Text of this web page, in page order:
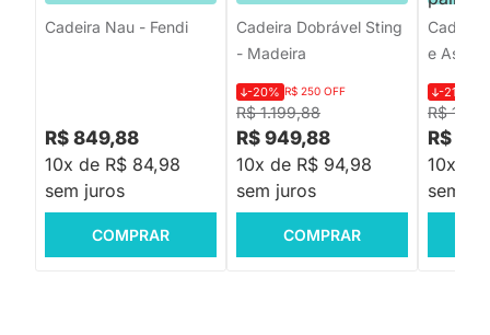
Cadeira Nau - Fendi
R$ 849,88
10x de R$ 84,98
sem juros
COMPRAR
Cadeira Dobrável Sting
- Madeira
R$ 1.199,88
-20% R$ 250 OFF
R$ 949,88
10x de R$ 94,98
sem juros
COMPRAR
Cadeira
e
R$
-21%
R$
10x de
sem